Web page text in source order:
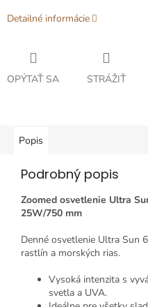
Detailné informácie
OPÝTAŤ SA STRÁŽIŤ
Popis
Podrobný popis
Zoomed osvetlenie Ultra
25W/750 mm
Denné osvetlenie Ultra Sun
rastlín a morských rias.
Vysoká intenzita s
svetla a UVA.